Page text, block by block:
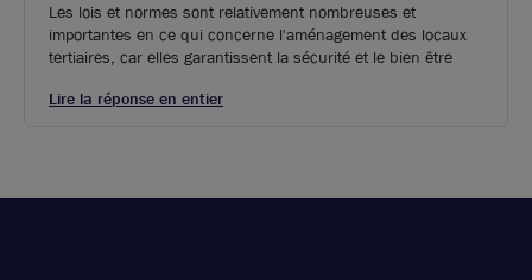
Les lois et normes sont relativement nombreuses et
importantes en ce qui concerne l'aménagement des locaux
tertiaires, car elles garantissent la sécurité et le bien être
Lire la réponse en entier